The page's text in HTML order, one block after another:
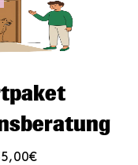
Preis